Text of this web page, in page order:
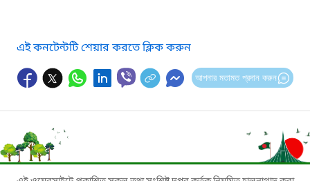
এই কনটেন্টটি শেয়ার করতে ক্লিক করুন
আপনার মতামত প্রদান করুন